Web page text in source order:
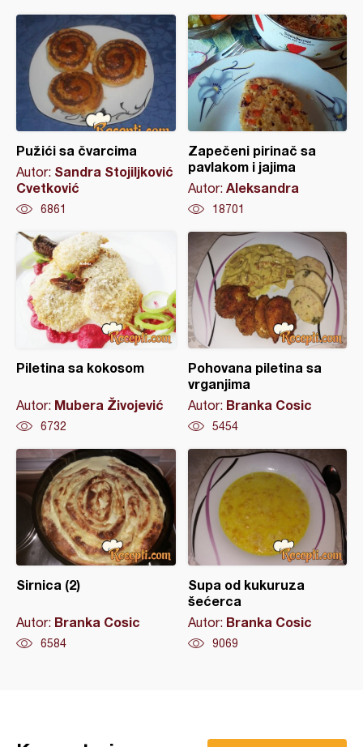
Pužići sa čvarcima
Autor: Sandra Stojiljković
Cvetković
6861
Zapečeni pirinač sa
pavlakom i jajima
Autor: Aleksandra
18701
Piletina sa kokosom
Autor: Mubera Živojević
6732
Pohovana piletina sa
vrganjima
Autor: Branka Cosic
5454
Sirnica (2)
Autor: Branka Cosic
6584
Supa od kukuruza
šećerca
Autor: Branka Cosic
9069